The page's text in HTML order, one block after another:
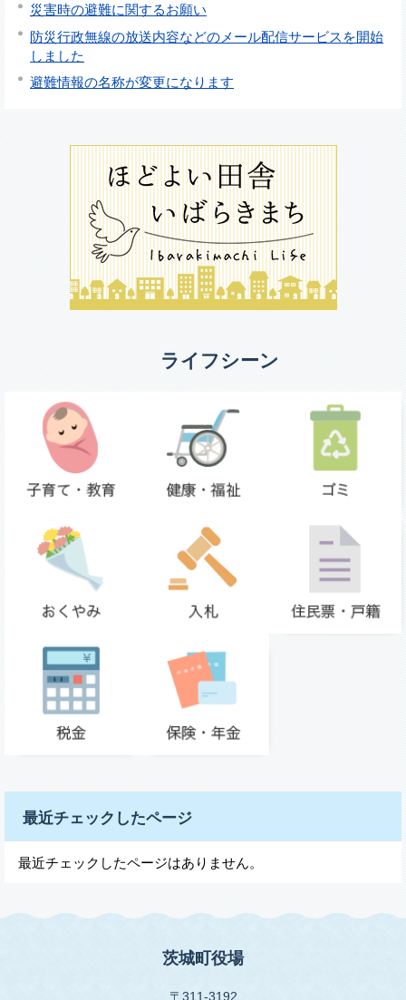
災害時の避難に関するお願い
防災行政無線の放送内容などのメール配信サービスを開始
しました
避難情報の名称が変更になります
ライフシーン
最近チェックしたページ
最近チェックしたページはありません。
茨城町役場
〒311-3192